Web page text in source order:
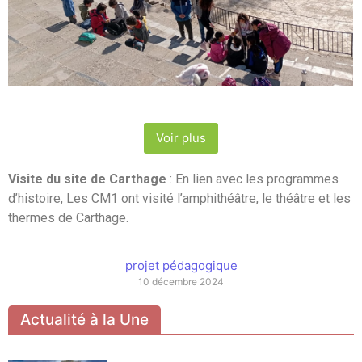
Voir plus
Visite du site de Carthage : En lien avec les programmes
d’histoire, Les CM1 ont visité l’amphithéâtre, le théâtre et les
thermes de Carthage.
projet pédagogique
10 décembre 2024
Actualité à la Une